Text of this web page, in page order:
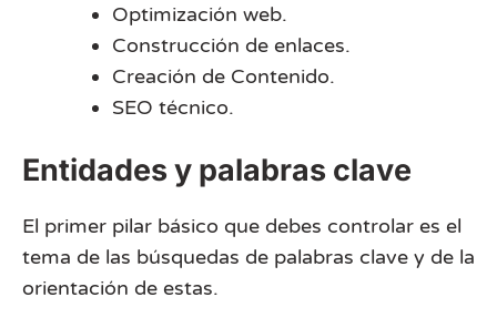
Optimización web.
Construcción de enlaces.
Creación de Contenido.
SEO técnico.
Entidades y palabras clave
El primer pilar básico que debes controlar es el
tema de las búsquedas de palabras clave y de la
orientación de estas.